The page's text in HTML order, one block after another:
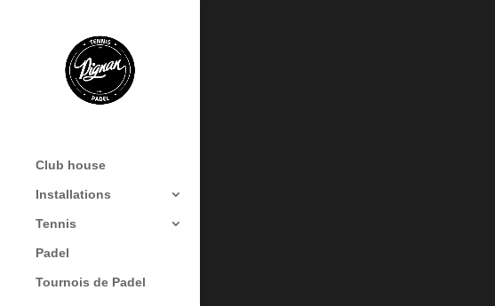
Club house
Installations
Tennis
Padel
Tournois de Padel